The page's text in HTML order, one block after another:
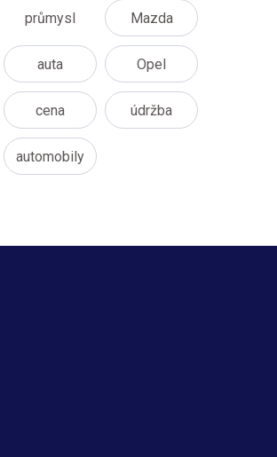
průmysl Mazda
auta Opel
cena údržba
automobily